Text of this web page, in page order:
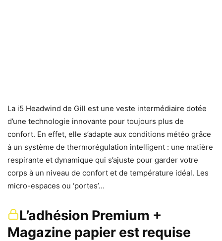
La i5 Headwind de Gill est une veste intermédiaire dotée
d’une technologie innovante pour toujours plus de
confort. En effet, elle s’adapte aux conditions météo grâce
à un système de thermorégulation intelligent : une matière
respirante et dynamique qui s’ajuste pour garder votre
corps à un niveau de confort et de température idéal. Les
micro-espaces ou ‘portes’…
L’adhésion Premium +
Magazine papier est requise